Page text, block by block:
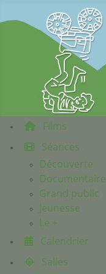
Films
Séances
Découverte
Documentaire
Grand public
Jeunesse
Le +
Calendrier
Salles